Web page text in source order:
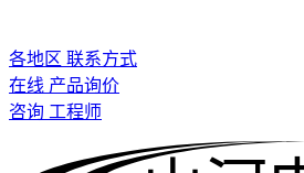
各地区 联系方式
在线 产品询价
咨询 工程师